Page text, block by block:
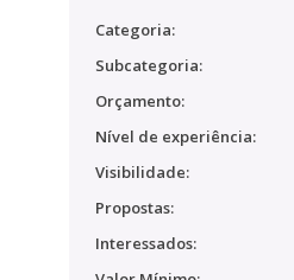
Categoria:
Subcategoria:
Orçamento:
Nível de experiência:
Visibilidade:
Propostas:
Interessados: